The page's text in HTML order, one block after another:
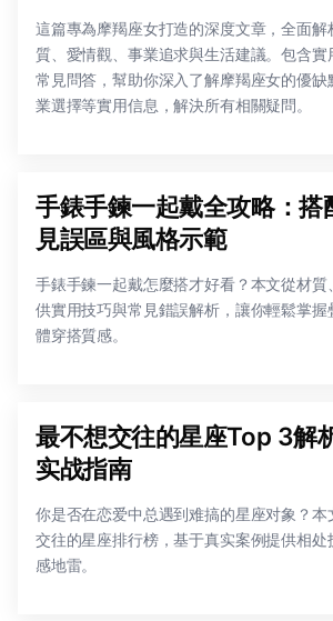
這篇專為摩羯座女打造的深度文章，全面解
質、愛情觀、事業追求與生活建議。包含實
常見問答，幫助你深入了解摩羯座女的優缺
業選擇等實用信息，解決所有相關疑問。
手錶手鍊一起戴全攻略：搭
見誤區與風格示範
手錶手鍊一起戴怎麼搭才好看？本文從材質
供實用技巧與常見錯誤解析，讓你輕鬆掌握
體穿搭質感。
最不想交往的星座Top 3解
实战指南
你是否在恋爱中总遇到难搞的星座对象？本
交往的星座排行榜，基于真实案例提供相处
感地雷。